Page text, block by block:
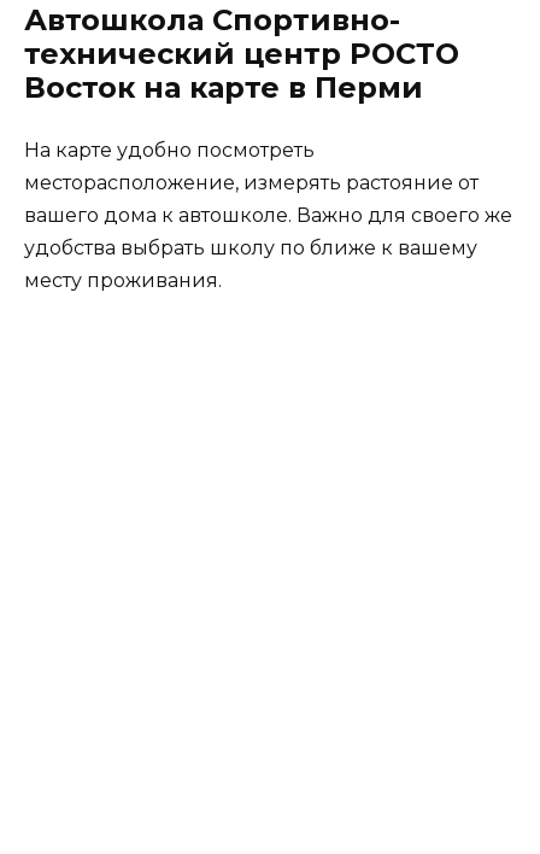
Автошкола Спортивно-
технический центр РОСТО
Восток на карте в Перми
На карте удобно посмотреть
месторасположение, измерять растояние от
вашего дома к автошколе. Важно для своего же
удобства выбрать школу по ближе к вашему
месту проживания.